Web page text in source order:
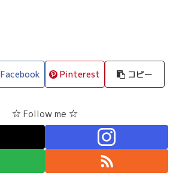
Facebook Pinterest コピー
☆ Follow me ☆